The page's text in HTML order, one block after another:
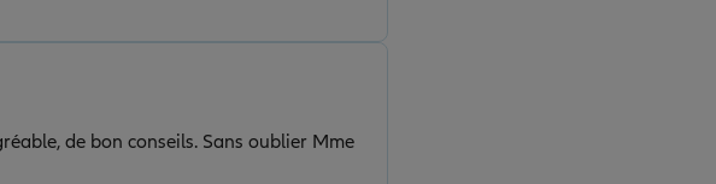
de bon conseils. Sans oublier Mme